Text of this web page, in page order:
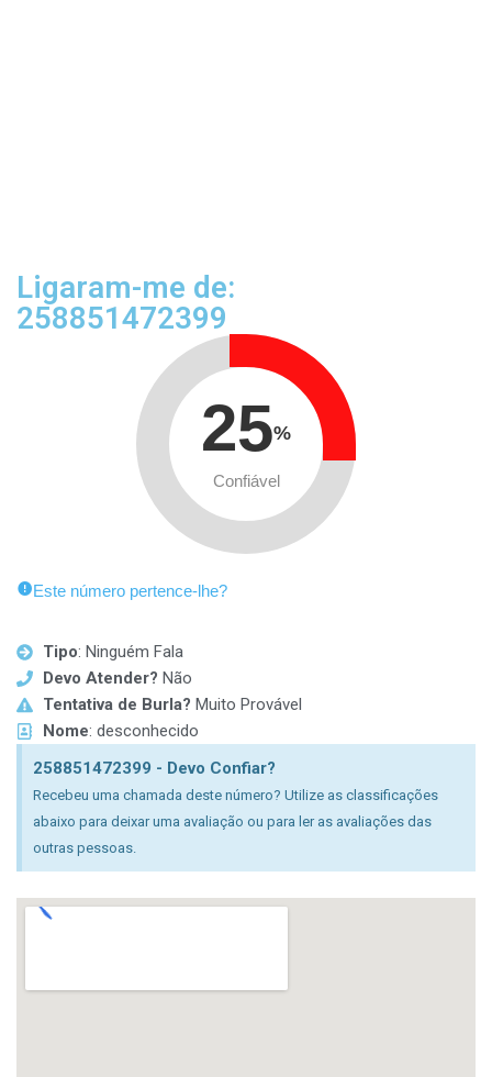
Ligaram-me de:
258851472399
25%
Confiável
Este número pertence-lhe?
Tipo: Ninguém Fala
Devo Atender? Não
Tentativa de Burla? Muito Provável
Nome: desconhecido
258851472399 - Devo Confiar?
Recebeu uma chamada deste número? Utilize as classificações
abaixo para deixar uma avaliação ou para ler as avaliações das
outras pessoas.